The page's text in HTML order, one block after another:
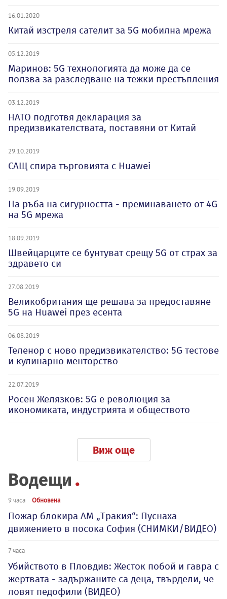
16.01.2020
Китай изстреля сателит за 5G мобилна мрежа
05.12.2019
Маринов: 5G технологията да може да се
ползва за разследване на тежки престъпления
03.12.2019
НАТО подготвя декларация за
предизвикателствата, поставяни от Китай
29.10.2019
САЩ спира търговията с Huawei
19.09.2019
На ръба на сигурността - преминаването от 4G
на 5G мрежа
18.09.2019
Швейцарците се бунтуват срещу 5G от страх за
здравето си
27.08.2019
Великобритания ще решава за предоставяне
5G на Huawei през есента
06.08.2019
Теленор с ново предизвикателство: 5G тестове
и кулинарно менторство
22.07.2019
Росен Желязков: 5G е революция за
икономиката, индустрията и обществото
Виж още
Водещи
9 часа Обновена
Пожар блокира АМ „Тракия“: Пуснаха
движението в посока София (СНИМКИ/ВИДЕО)
7 часа
Убийството в Пловдив: Жесток побой и гавра с
жертвата - задържаните са деца, твърдели, че
ловят педофили (ВИДЕО)